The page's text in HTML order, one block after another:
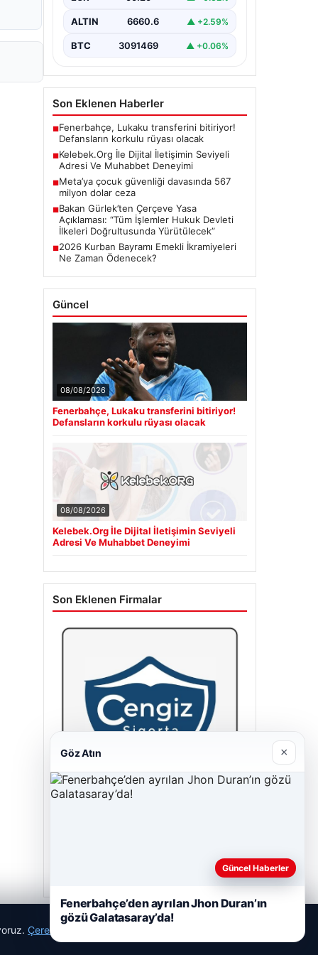
ALTIN 6660.6 ▲ +2.59%
BTC 3091469 ▲ +0.06%
Son Eklenen Haberler
■Fenerbahçe, Lukaku transferini bitiriyor!
Defansların korkulu rüyası olacak
■Kelebek.Org İle Dijital İletişimin Seviyeli
Adresi Ve Muhabbet Deneyimi
■Meta’ya çocuk güvenliği davasında 567
milyon dolar ceza
■Bakan Gürlek’ten Çerçeve Yasa
Açıklaması: “Tüm İşlemler Hukuk Devleti
İlkeleri Doğrultusunda Yürütülecek”
■2026 Kurban Bayramı Emekli İkramiyeleri
Ne Zaman Ödenecek?
Güncel
08/08/2026
Fenerbahçe, Lukaku transferini bitiriyor!
Defansların korkulu rüyası olacak
08/08/2026
Kelebek.Org İle Dijital İletişimin Seviyeli
Adresi Ve Muhabbet Deneyimi
Son Eklenen Firmalar
Çerez Politikamız
Göz Atın ×
Güncel Haberler
Fenerbahçe’den ayrılan Jhon Duran’ın
gözü Galatasaray’da!